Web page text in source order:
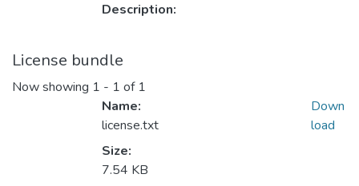
Description:
License bundle
Now showing 1 - 1 of 1
Name:
license.txt
Size:
7.54 KB
Down
load